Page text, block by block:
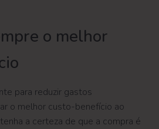
o melhor
para reduzir gastos
o melhor custo-benefício ao
a certeza de que a compra é